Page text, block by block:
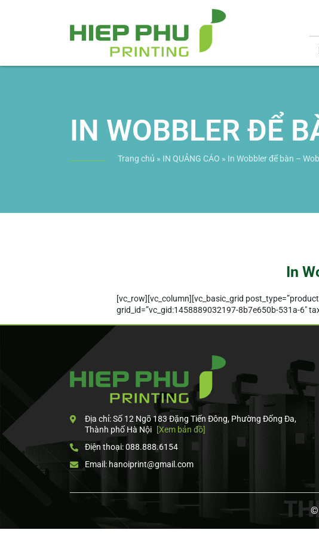
IN WOBBLER ĐỂ
Trang chủ » IN QUẢNG CÁO » In Wobbler để bàn –
In
[vc_row][vc_column][vc_basic_grid
grid_id=”vc_gid:1458889032197-8b7e650b-531a-6″
Địa chỉ: Số 12 Ngõ 183 Đặng Tiến Đông, Phường Đống Đa,
Thành phố Hà Nội
[Xem bản đồ]
Điện thoại: 088.888.6154
Email: hanoiprint@gmail.com
©